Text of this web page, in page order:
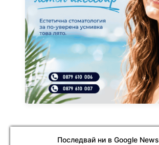
Последвай ни в Google News